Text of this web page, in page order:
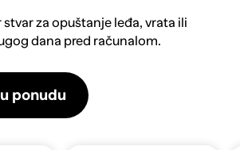
za opuštanje leđa, vrata ili
dana pred računalom.
ponudu